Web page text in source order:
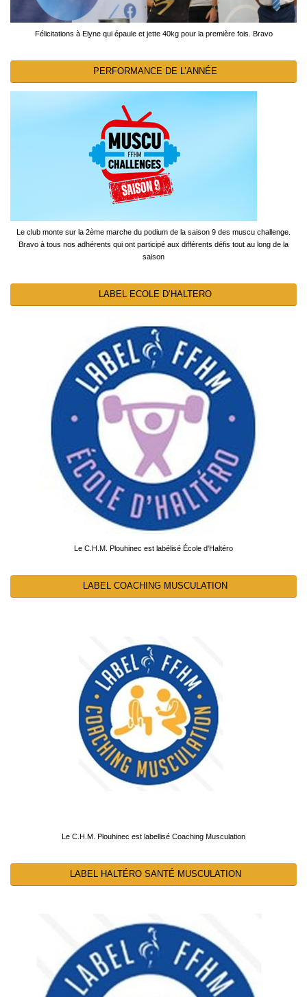
Félicitations à Elyne qui épaule et jette 40kg pour la première fois. Bravo
PERFORMANCE DE L’ANNÉE
Le club monte sur la 2ème marche du podium de la saison 9 des muscu challenge.
Bravo à tous nos adhérents qui ont participé aux différents défis tout au long de la
saison
LABEL ECOLE D’HALTERO
Le C.H.M. Plouhinec est labélisé École d'Haltéro
LABEL COACHING MUSCULATION
Le C.H.M. Plouhinec est labellisé Coaching Musculation
LABEL HALTÉRO SANTÉ MUSCULATION